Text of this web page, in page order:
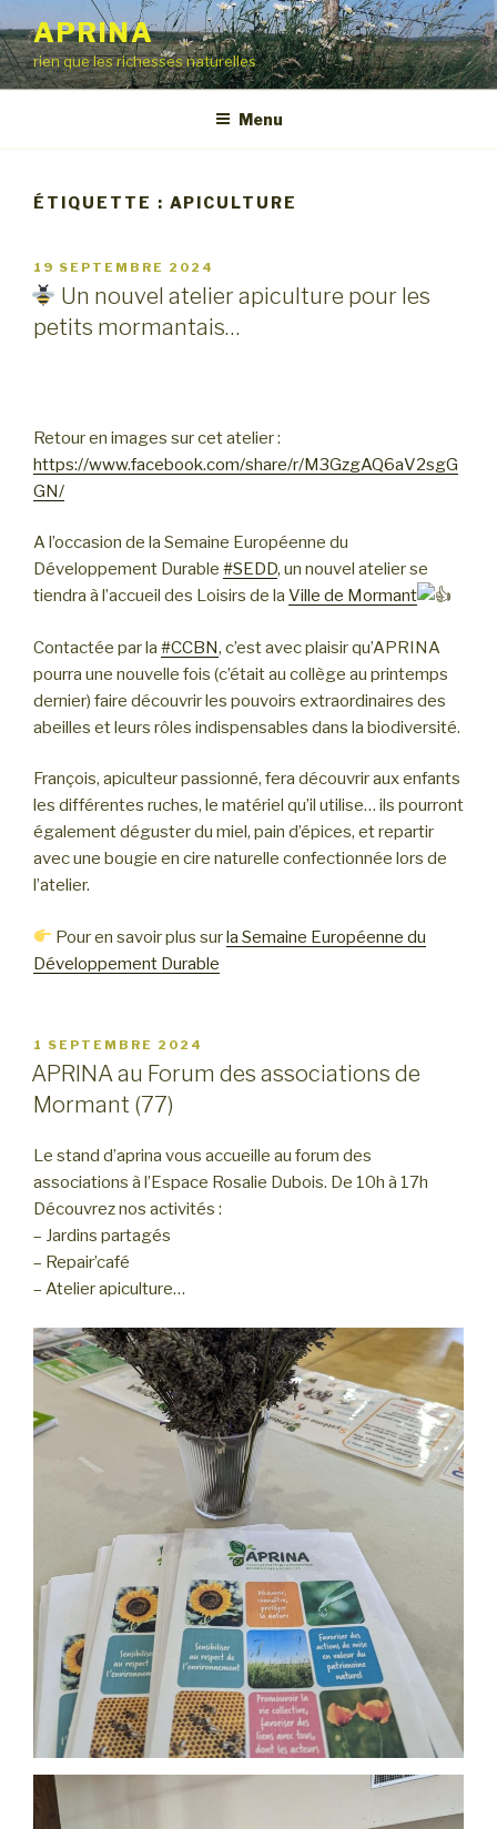
au
contenu
principal
APRINA
rien que les richesses naturelles
Menu
ÉTIQUETTE : APICULTURE
PUBLIÉ
LE
19 SEPTEMBRE 2024
Un nouvel atelier apiculture pour les
petits mormantais…
Retour en images sur cet atelier :
https://www.facebook.com/share/r/M3GzgAQ6aV2sgG
GN/
A l’occasion de la Semaine Européenne du
Développement Durable #SEDD, un nouvel atelier se
tiendra à l’accueil des Loisirs de la Ville de Mormant
Contactée par la #CCBN, c’est avec plaisir qu’APRINA
pourra une nouvelle fois (c’était au collège au printemps
dernier) faire découvrir les pouvoirs extraordinaires des
abeilles et leurs rôles indispensables dans la biodiversité.
François, apiculteur passionné, fera découvrir aux enfants
les différentes ruches, le matériel qu’il utilise… ils pourront
également déguster du miel, pain d’épices, et repartir
avec une bougie en cire naturelle confectionnée lors de
l’atelier.
Pour en savoir plus surla Semaine Européenne du
Développement Durable
PUBLIÉ
LE
1 SEPTEMBRE 2024
APRINA au Forum des associations de
Mormant (77)
Le stand d’aprina vous accueille au forum des
associations à l’Espace Rosalie Dubois. De 10h à 17h
Découvrez nos activités :
– Jardins partagés
– Repair’café
– Atelier apiculture…